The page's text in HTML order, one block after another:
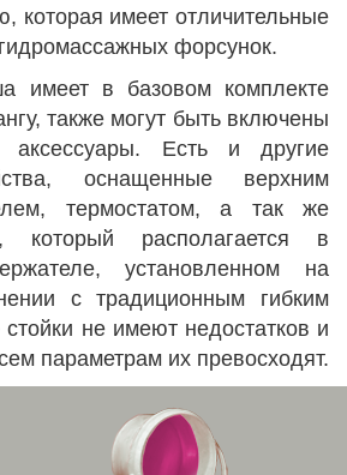
которая имеет отличительные
форсунок.
имеет в базовом комплекте
также могут быть включены
аксессуары. Есть и другие
оснащенные верхним
термостатом, а так же
который располагается в
установленном на
с традиционным гибким
не имеют недостатков и
параметрам их превосходят.